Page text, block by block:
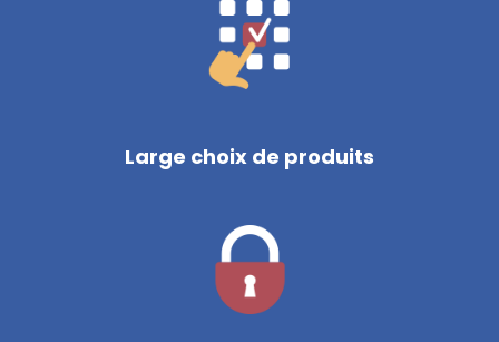
Large choix de produits